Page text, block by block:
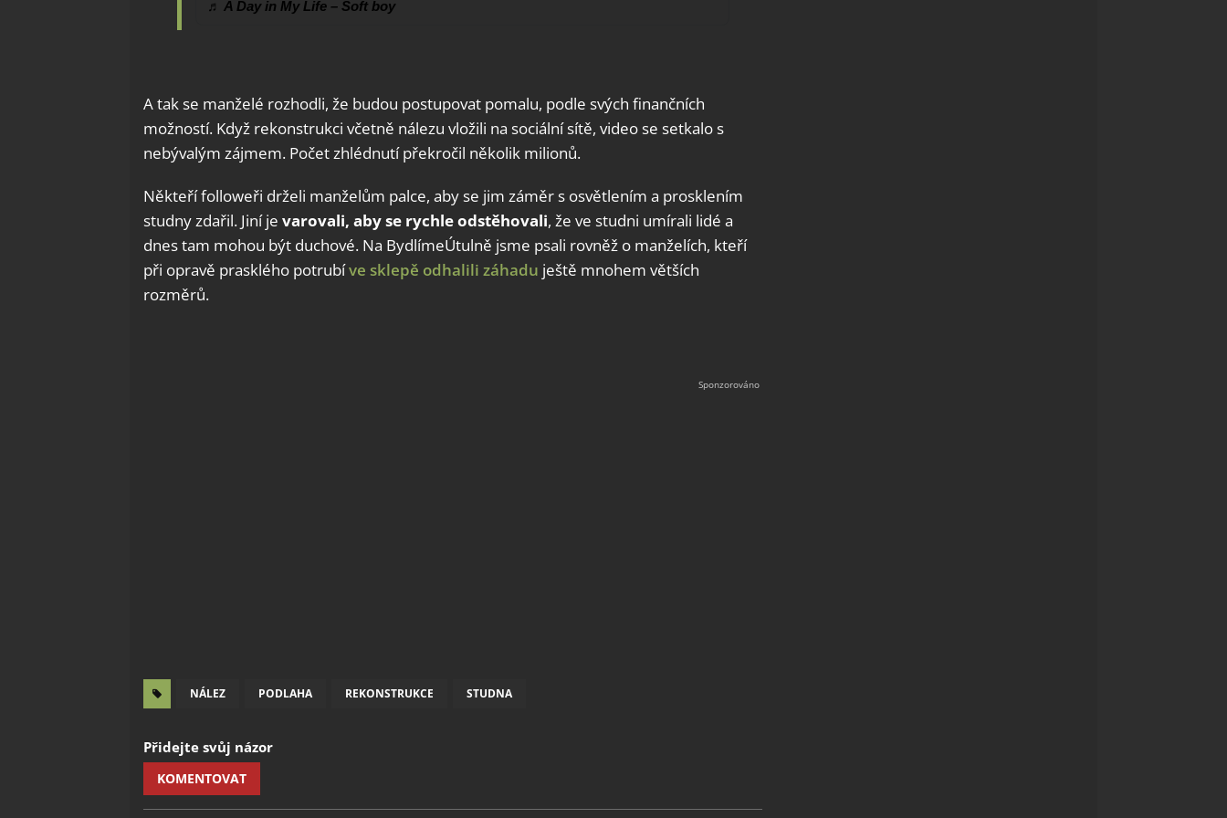
♬ A Day in My Life – Soft boy
A tak se manželé rozhodli, že budou postupovat pomalu, podle svých finančních
možností. Když rekonstrukci včetně nálezu vložili na sociální sítě, video se setkalo s
nebývalým zájmem. Počet zhlédnutí překročil několik milionů.
Někteří followeři drželi manželům palce, aby se jim záměr s osvětlením a prosklením
studny zdařil. Jiní je varovali, aby se rychle odstěhovali, že ve studni umírali lidé a
dnes tam mohou být duchové. Na BydlímeÚtulně jsme psali rovněž o manželích, kteří
při opravě prasklého potrubíve sklepě odhalili záhadu ještě mnohem větších
rozměrů.
NÁLEZ PODLAHA REKONSTRUKCE STUDNA
Přidejte svůj názor
KOMENTOVAT